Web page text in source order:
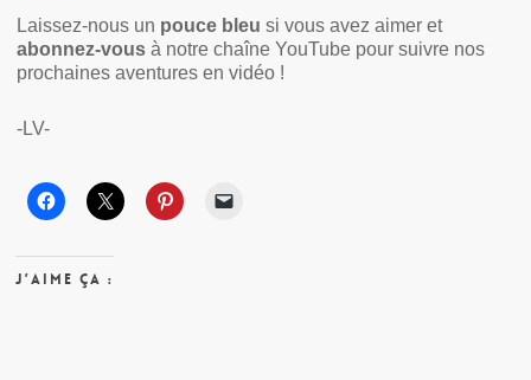
Laissez-nous un pouce bleu si vous avez aimer et
abonnez-vousà notre chaîne YouTube pour suivre nos
prochaines aventures en vidéo !
-LV-
J’aime ça :